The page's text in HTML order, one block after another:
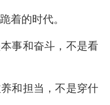
着的时代。
事和奋斗，不是看
和担当，不是穿什